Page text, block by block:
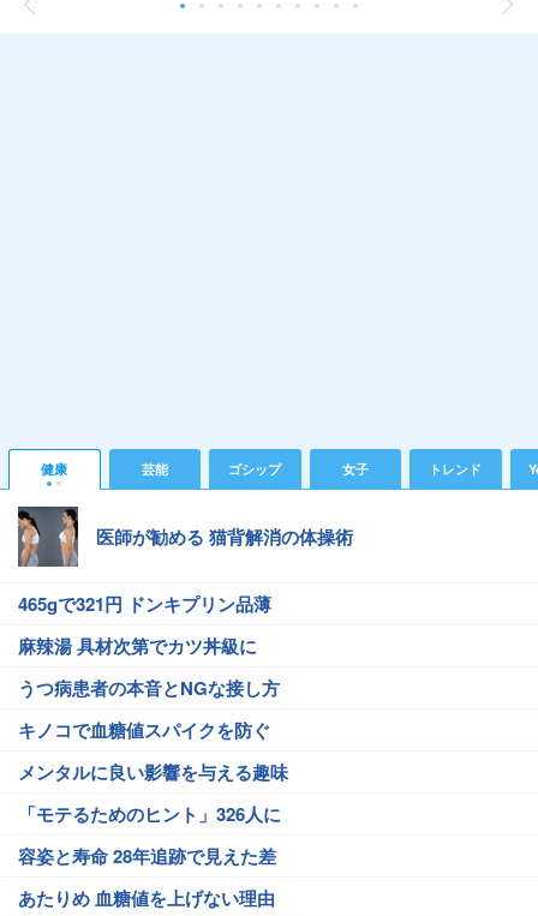
健康 芸能 ゴシップ 女子 トレンド
医師が勧める 猫背解消の体操術
465gで321円 ドンキプリン品薄
麻辣湯 具材次第でカツ丼級に
うつ病患者の本音とNGな接し方
キノコで血糖値スパイクを防ぐ
メンタルに良い影響を与える趣味
「モテるためのヒント」326人に
容姿と寿命 28年追跡で見えた差
あたりめ 血糖値を上げない理由